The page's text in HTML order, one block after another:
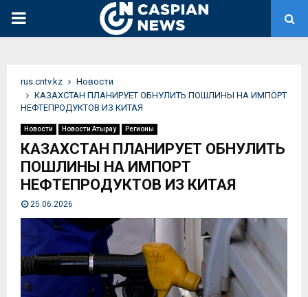
PRIMARY
rus.cntv.kz
Новости
КАЗАХСТАН ПЛАНИРУЕТ ОБНУЛИТЬ ПОШЛИНЫ НА ИМПОРТ
НЕФТЕПРОДУКТОВ ИЗ КИТАЯ
Новости Новости Атырау Регионы
КАЗАХСТАН ПЛАНИРУЕТ ОБНУЛИТЬ
ПОШЛИНЫ НА ИМПОРТ
НЕФТЕПРОДУКТОВ ИЗ КИТАЯ
25.06.2026